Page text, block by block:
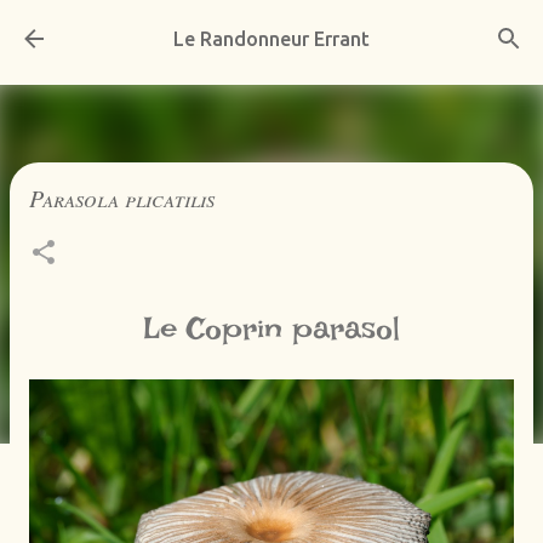
Accéder au contenu principal
Le Randonneur Errant
Parasola plicatilis
Le Coprin parasol